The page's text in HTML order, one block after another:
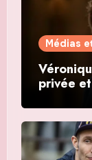
Médias
privée